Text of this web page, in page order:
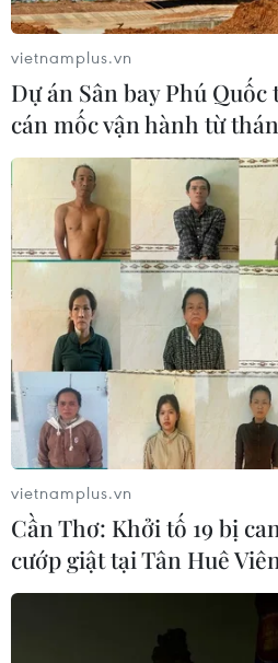
vietnamplus.vn
Dự án Sân bay Phú
cán mốc vận hành từ
vietnamplus.vn
Cần Thơ: Khởi tố 19 bị
cướp giật tại Tân Huê Viên